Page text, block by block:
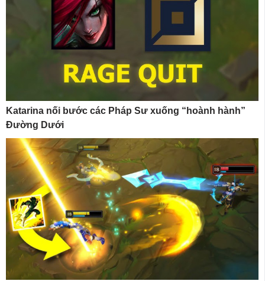
Katarina nối bước các Pháp Sư xuống “hoành hành”
Đường Dưới